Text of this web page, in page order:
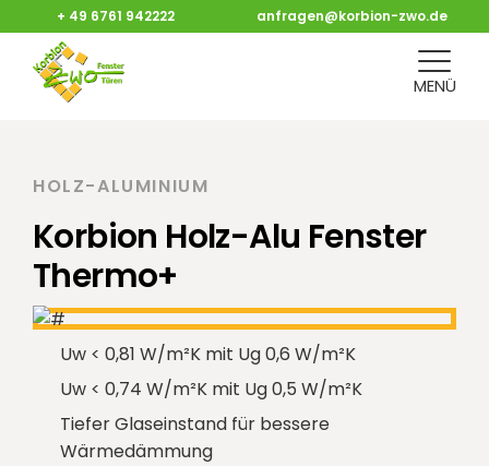
+ 49 6761 942222 anfragen@korbion-zwo.de
MENÜ
HOLZ-ALUMINIUM
Korbion Holz-Alu Fenster
Thermo+
Uw < 0,81 W/m²K mit Ug 0,6 W/m²K
Uw < 0,74 W/m²K mit Ug 0,5 W/m²K
Tiefer Glaseinstand für bessere
Wärmedämmung